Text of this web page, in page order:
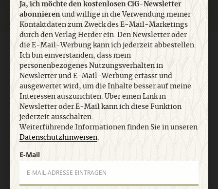
AGB und Widerrufsbelehrung Datenschutz
Barrierefreiheit
Impressum
Vertrag widerrufen Abo online kündigen
Ja, ich möchte den kostenlosen CiG-Newsletter
abonnierenund willige in die Verwendung meiner
Kontaktdaten zum Zweck des E-Mail-Marketings
durch den Verlag Herder ein. Den Newsletter oder
die E-Mail-Werbung kann ich jederzeit abbestellen.
Ich bin einverstanden, dass mein
personenbezogenes Nutzungsverhalten in
Newsletter und E-Mail-Werbung erfasst und
ausgewertet wird, um die Inhalte besser auf meine
Interessen auszurichten. Über einen Link in
Newsletter oder E-Mail kann ich diese Funktion
jederzeit ausschalten.
Weiterführende Informationen finden Sie in unseren
Datenschutzhinweisen.
E-Mail